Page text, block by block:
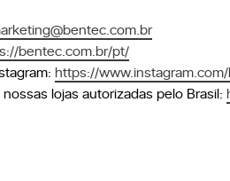
bentec.com.br/pt/
https://
lojas autorizadas pelo Brasil: